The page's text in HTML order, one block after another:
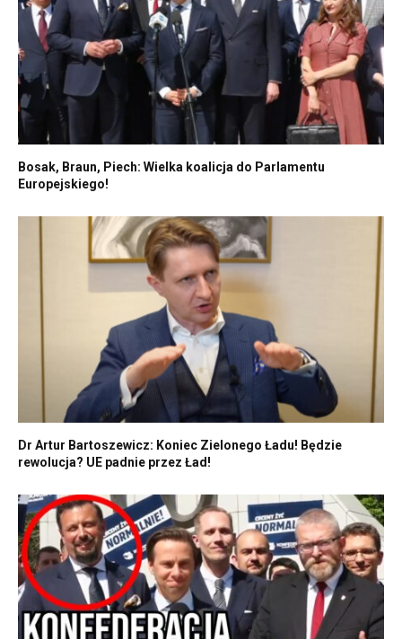
Bosak, Braun, Piech: Wielka koalicja do Parlamentu
Europejskiego!
Dr Artur Bartoszewicz: Koniec Zielonego Ładu! Będzie
rewolucja? UE padnie przez Ład!